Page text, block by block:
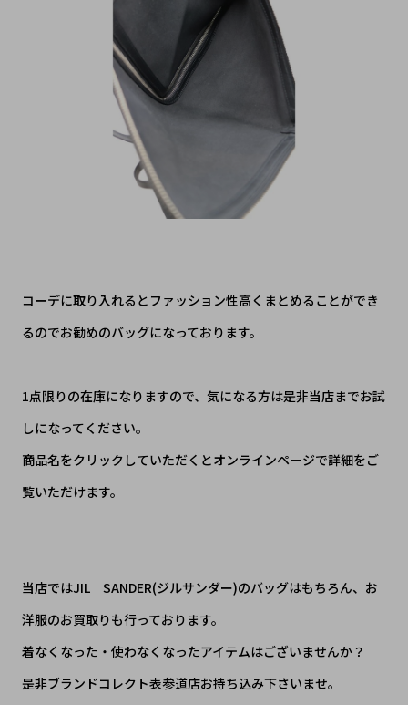
コーデに取り入れるとファッション性高くまとめることができ
るのでお勧めのバッグになっております。
1点限りの在庫になりますので、気になる方は是非当店までお試
しになってください。
商品名をクリックしていただくとオンラインページで詳細をご
覧いただけます。
当店ではJIL SANDER(ジルサンダー)のバッグはもちろん、お
洋服のお買取りも行っております。
着なくなった・使わなくなったアイテムはございませんか？
是非ブランドコレクト表参道店お持ち込み下さいませ。